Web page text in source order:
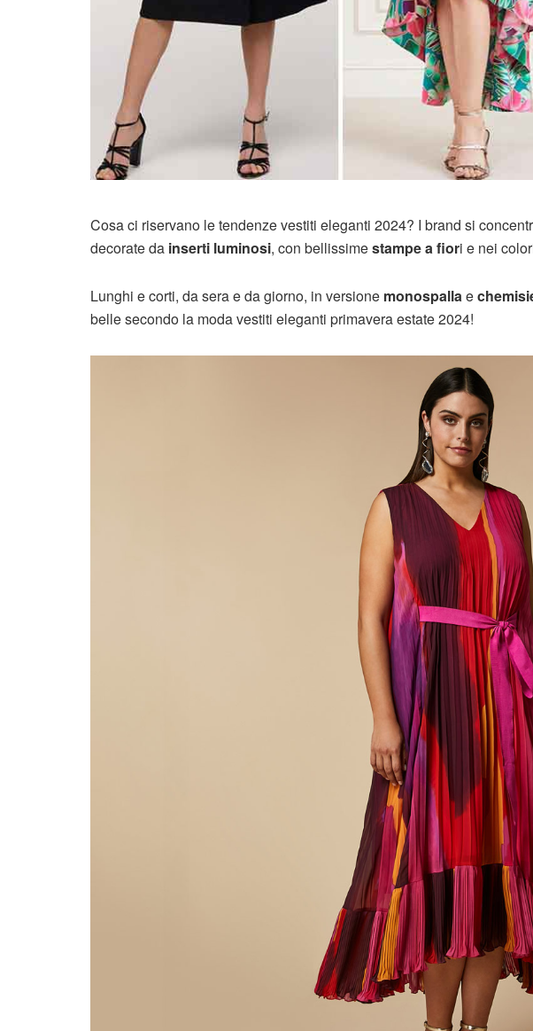
Cosa ci riservano le tendenze vestiti eleganti 2024? I brand si
decorate da inserti luminosi, con bellissimestampe a fiori e nei
Lunghi e corti, da sera e da giorno, in versione monospallae
belle secondo la moda vestiti eleganti primavera estate 2024!